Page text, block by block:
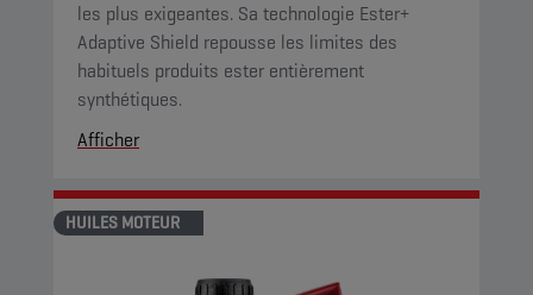
les plus exigeantes. Sa technologie Ester+
Adaptive Shield repousse les limites des
habituels produits ester entièrement
synthétiques.
Afficher
HUILES MOTEUR